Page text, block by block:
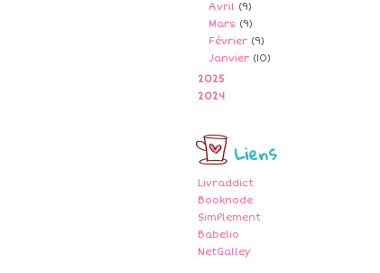
Avril (9)
Mars (9)
Février (9)
Janvier (10)
2025
2024
Liens
Livraddict
Booknode
SimPlement
Babelio
NetGalley